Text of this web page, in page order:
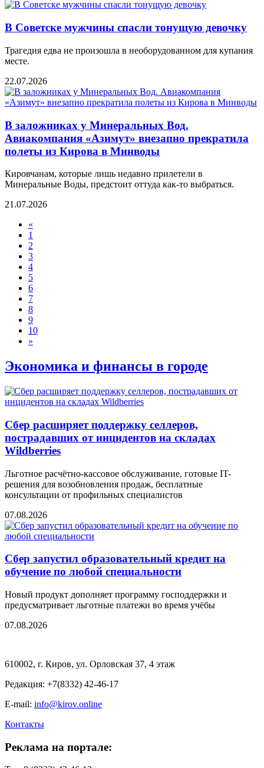
В Советске мужчины спасли тонущую девочку
Трагедия едва не произошла в необорудованном для купания
месте.
22.07.2026
В заложниках у Минеральных Вод.
Авиакомпания «Азимут» внезапно прекратила
полеты из Кирова в Минводы
Кировчанам, которые лишь недавно прилетели в
Минеральные Воды, предстоит оттуда как-то выбраться.
21.07.2026
«
1
2
3
4
5
6
7
8
9
10
»
Экономика и финансы в городе
Сбер расширяет поддержку селлеров,
пострадавших от инцидентов на складах
Wildberries
Льготное расчётно-кассовое обслуживание, готовые IT-
решения для возобновления продаж, бесплатные
консультации от профильных специалистов
07.08.2026
Сбер запустил образовательный кредит на
обучение по любой специальности
Новый продукт дополняет программу господдержки и
предусматривает льготные платежи во время учёбы
07.08.2026
610002, г. Киров, ул. Орловская 37, 4 этаж
Редакция: +7(8332) 42-46-17
E-mail: info@kirov.online
Контакты
Реклама на портале: